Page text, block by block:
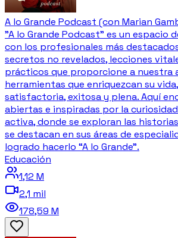
A lo Grande Podcast (con Marian
"A lo Grande Podcast" es un espacio
con los profesionales más
secretos no revelados, lecciones
prácticos que proporcione a nuestra
herramientas que enriquezcan su
satisfactoria, exitosa y plena. Aquí
abiertas e inspiradas por la
activa, donde se exploran las
se destacan en sus áreas de
logrado hacerlo “A lo Grande”.
Educación
1,12 M
2,1 mil
178,59 M